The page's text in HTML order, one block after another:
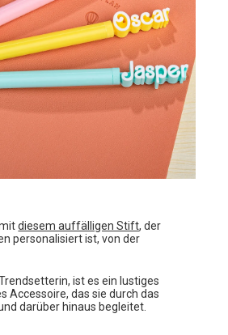
mitdiesem auffälligen Stift, der
personalisiert ist, von der
ist es ein lustiges
Accessoire, das sie durch das
darüber hinaus begleitet.